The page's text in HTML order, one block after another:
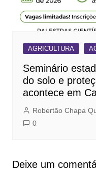
AGRICULTURA
Seminário
do solo e
acontece em
Robertão Chapa
0
Deixe um